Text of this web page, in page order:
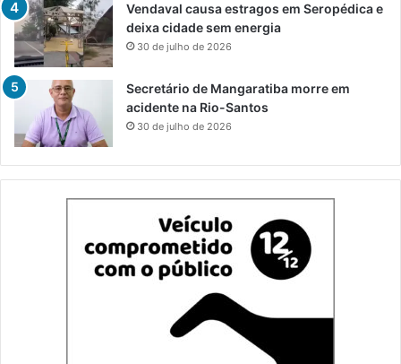
Vendaval causa estragos em Seropédica e
deixa cidade sem energia
30 de julho de 2026
Secretário de Mangaratiba morre em
acidente na Rio-Santos
30 de julho de 2026